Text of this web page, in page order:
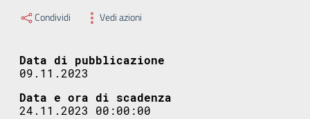
Condividi Vedi azioni
Data di pubblicazione
09.11.2023
Data e ora di scadenza
24.11.2023 00:00:00